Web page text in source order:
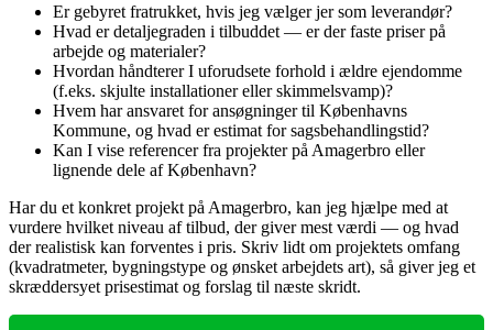
Er gebyret fratrukket, hvis jeg vælger jer som leverandør?
Hvad er detaljegraden i tilbuddet — er der faste priser på
arbejde og materialer?
Hvordan håndterer I uforudsete forhold i ældre ejendomme
(f.eks. skjulte installationer eller skimmelsvamp)?
Hvem har ansvaret for ansøgninger til Københavns
Kommune, og hvad er estimat for sagsbehandlingstid?
Kan I vise referencer fra projekter på Amagerbro eller
lignende dele af København?
Har du et konkret projekt på Amagerbro, kan jeg hjælpe med at
vurdere hvilket niveau af tilbud, der giver mest værdi — og hvad
der realistisk kan forventes i pris. Skriv lidt om projektets omfang
(kvadratmeter, bygningstype og ønsket arbejdets art), så giver jeg et
skræddersyet prisestimat og forslag til næste skridt.